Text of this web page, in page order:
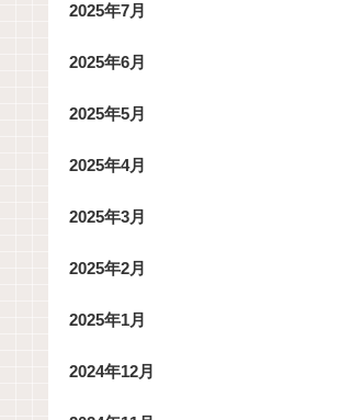
2025年7月
2025年6月
2025年5月
2025年4月
2025年3月
2025年2月
2025年1月
2024年12月